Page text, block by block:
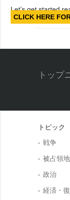
Let’s get started
CLICK HERE
トップ
トピック
戦争
被占領地
政治
経済・